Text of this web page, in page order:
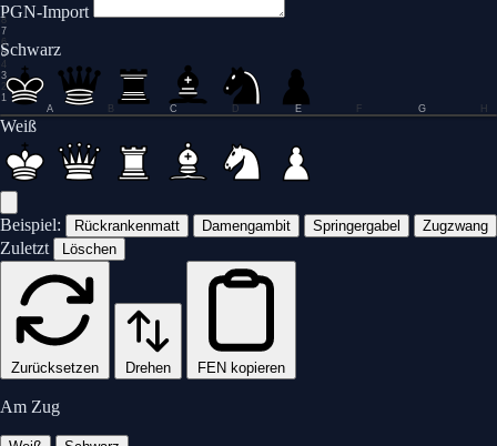
PGN-Import
Schwarz
0.0
1
2
3
4
5
6
7
8
A B C D E F G H
Weiß
Beispiel: Rückrankenmatt Damengambit Springergabel Zugzwang
Zuletzt Löschen
Zurücksetzen Drehen FEN kopieren
Am Zug